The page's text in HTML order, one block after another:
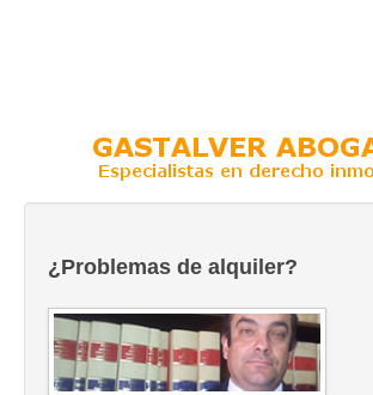
¿Problemas de alquiler?